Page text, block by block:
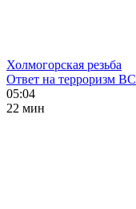
Холмогорская резьба
Ответ на терроризм
05:04
22 мин